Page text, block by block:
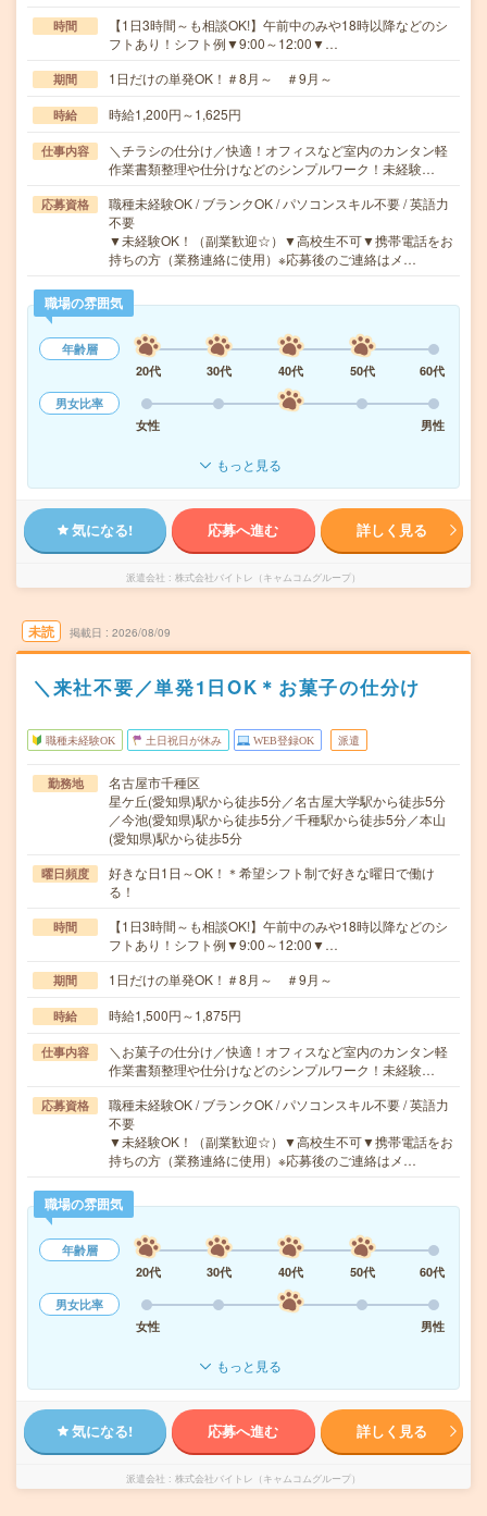
時間
【1日3時間～も相談OK!】午前中のみや18時以降などのシ
フトあり！シフト例▼9:00～12:00▼…
期間 1日だけの単発OK！＃8月～ ＃9月～
時給 時給1,200円～1,625円
仕事内容
＼チラシの仕分け／快適！オフィスなど室内のカンタン軽
作業書類整理や仕分けなどのシンプルワーク！未経験…
応募資格
職種未経験OK / ブランクOK / パソコンスキル不要 / 英語力
不要
▼未経験OK！（副業歓迎☆）▼高校生不可▼携帯電話をお
持ちの方（業務連絡に使用）※応募後のご連絡はメ…
職場の雰囲気
年齢層
20代
30代 40代 50代
60代
男女比率
女性
男性
もっと見る
気になる! 応募へ進む 詳しく見る
派遣会社 株式会社バイトレ（キャムコムグループ）
未読 掲載日 2026/08/09
＼来社不要／単発1日OK＊お菓子の仕分け
職種未経験OK 土日祝日が休み WEB登録OK 派遣
勤務地
名古屋市千種区
星ケ丘(愛知県)駅から徒歩5分／名古屋大学駅から徒歩5分
／今池(愛知県)駅から徒歩5分／千種駅から徒歩5分／本山
(愛知県)駅から徒歩5分
曜日頻度
好きな日1日～OK！＊希望シフト制で好きな曜日で働け
る！
時間
【1日3時間～も相談OK!】午前中のみや18時以降などのシ
フトあり！シフト例▼9:00～12:00▼…
期間 1日だけの単発OK！＃8月～ ＃9月～
時給 時給1,500円～1,875円
仕事内容
＼お菓子の仕分け／快適！オフィスなど室内のカンタン軽
作業書類整理や仕分けなどのシンプルワーク！未経験…
応募資格
職種未経験OK / ブランクOK / パソコンスキル不要 / 英語力
不要
▼未経験OK！（副業歓迎☆）▼高校生不可▼携帯電話をお
持ちの方（業務連絡に使用）※応募後のご連絡はメ…
職場の雰囲気
年齢層
20代
30代 40代 50代
60代
男女比率
女性
男性
もっと見る
気になる! 応募へ進む 詳しく見る
派遣会社 株式会社バイトレ（キャムコムグループ）